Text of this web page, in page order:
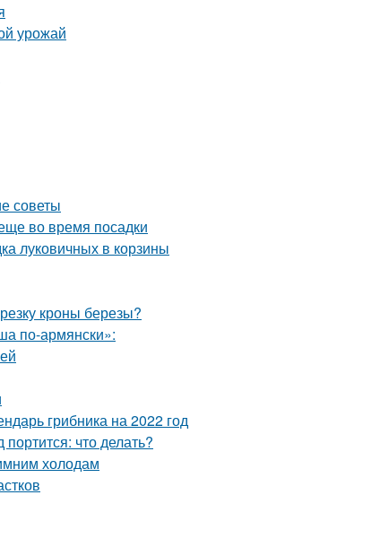
урожай
советы
во время посадки
луковичных в корзины
кроны березы?
по-армянски»:
грибника на 2022 год
что делать?
холодам